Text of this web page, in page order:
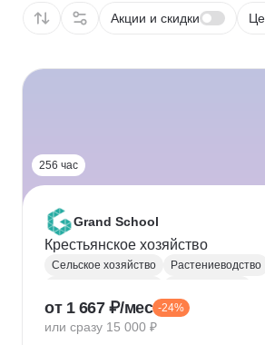
Акции и скидки
256 час
Grand School
Крестьянское хозяйство
Сельское хозяйство
Растениеводство
Животноводство
от 1 667 ₽/мес -24%
или сразу 15 000 ₽